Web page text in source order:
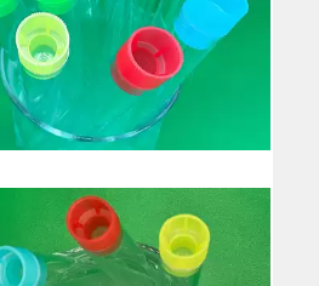
Reagenzgläser
mit Stopfen, bunt,